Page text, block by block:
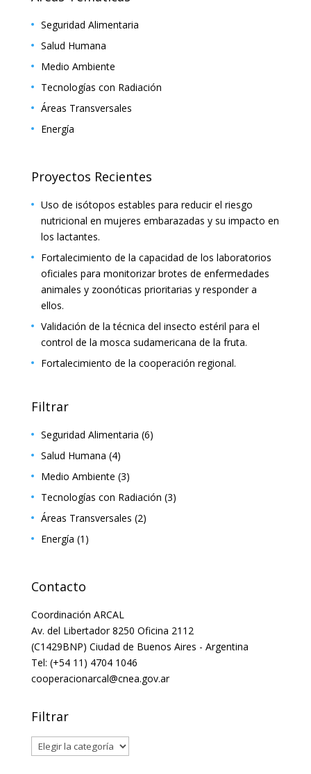
Seguridad Alimentaria
Salud Humana
Medio Ambiente
Tecnologías con Radiación
Áreas Transversales
Energía
Proyectos Recientes
Uso de isótopos estables para reducir el riesgo
nutricional en mujeres embarazadas y su impacto en
los lactantes.
Fortalecimiento de la capacidad de los laboratorios
oficiales para monitorizar brotes de enfermedades
animales y zoonóticas prioritarias y responder a
ellos.
Validación de la técnica del insecto estéril para el
control de la mosca sudamericana de la fruta.
Fortalecimiento de la cooperación regional.
Filtrar
Seguridad Alimentaria (6)
Salud Humana (4)
Medio Ambiente (3)
Tecnologías con Radiación (3)
Áreas Transversales (2)
Energía (1)
Contacto
Coordinación ARCAL
Av. del Libertador 8250 Oficina 2112
(C1429BNP) Ciudad de Buenos Aires - Argentina
Tel: (+54 11) 4704 1046
cooperacionarcal@cnea.gov.ar
Filtrar
Filtrar